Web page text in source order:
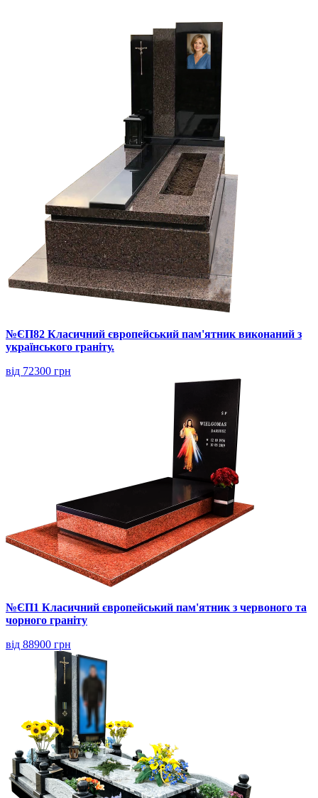
№ЄП82 Класичний європейський пам'ятник виконаний з
українського граніту.
від 72300 грн
№ЄП1 Класичний європейський пам'ятник з червоного та
чорного граніту
від 88900 грн